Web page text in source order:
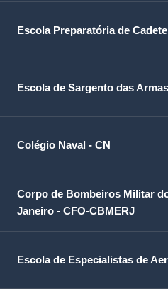
Escola Preparatória de
Escola de Sargento das
Colégio Naval - CN
Corpo de Bombeiros Militar
Janeiro - CFO-CBMERJ
Escola de Especialistas de